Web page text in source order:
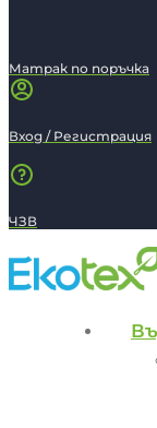
Матрак по поръчка
Вход / Регистрация
ЧЗВ